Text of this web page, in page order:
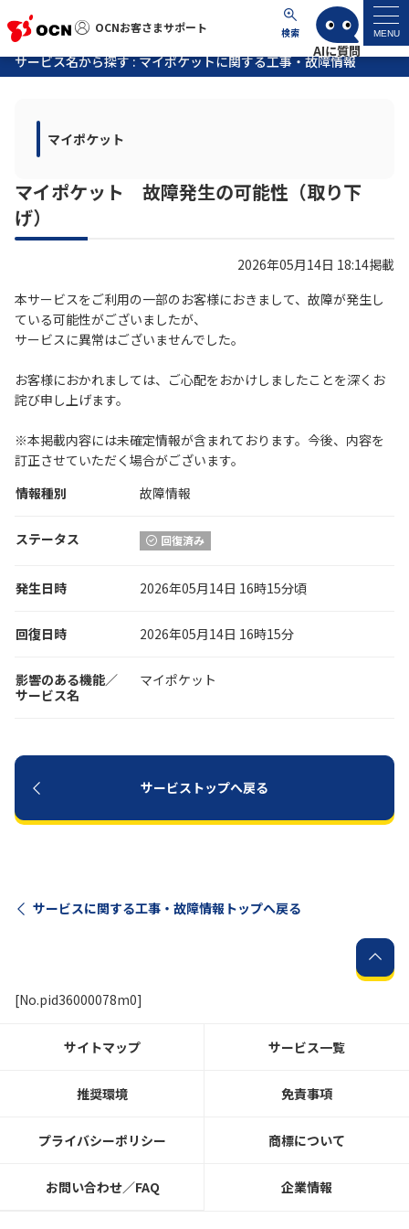
OCNお客さまサポート 検索 MENU
OCNお客さまサポート
マイページ
サポートトップ
サービス名から探す
よくあるご質問
工事・故障情報
各種ダウンロード
お問い合わせ
履歴・お気に入り
お知らせ
NTTドコモビジネスのお客さ
サービス名から探す : マイポケットに関する工事・故障情報
マイポケット
マイポケット 故障発生の可能性（取り下
げ）
2026年05月14日 18:14掲載
本サービスをご利用の一部のお客様におきまして、故障が発生し
ている可能性がございましたが、
サービスに異常はございませんでした。
お客様におかれましては、ご心配をおかけしましたことを深くお
詫び申し上げます。
※本掲載内容には未確定情報が含まれております。今後、内容を
訂正させていただく場合がございます。
情報種別
故障情報
ステータス 回復済み
発生日時 2026年05月14日 16時15分頃
回復日時 2026年05月14日 16時15分
影響のある機能／
サービス名
マイポケット
サービストップへ戻る
サービスに関する工事・故障情報トップへ戻る
[No.pid36000078m0]
サイトマップ サービス一覧
推奨環境 免責事項
プライバシーポリシー 商標について
お問い合わせ／FAQ 企業情報